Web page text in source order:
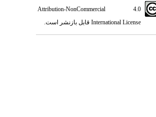
Attribution-NonCommercial 4.0
International License قابل بازنشر است.